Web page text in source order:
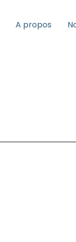
A propos